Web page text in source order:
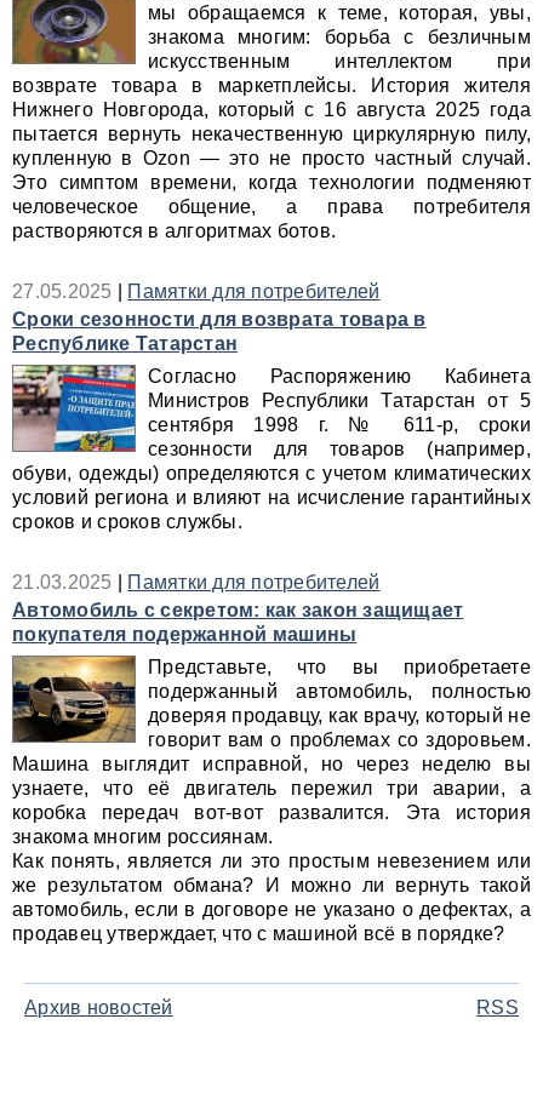
мы обращаемся к теме, которая, увы,
знакома многим: борьба с безличным
искусственным интеллектом при
возврате товара в маркетплейсы. История жителя
Нижнего Новгорода, который с 16 августа 2025 года
пытается вернуть некачественную циркулярную пилу,
купленную в Ozon — это не просто частный случай.
Это симптом времени, когда технологии подменяют
человеческое общение, а права потребителя
растворяются в алгоритмах ботов.
27.05.2025
Памятки для потребителей
Сроки сезонности для возврата товара в
Республике Татарстан
Согласно Распоряжению Кабинета
Министров Республики Татарстан от 5
сентября 1998 г. № 611-р, сроки
сезонности для товаров (например,
обуви, одежды) определяются с учетом климатических
условий региона и влияют на исчисление гарантийных
сроков и сроков службы.
21.03.2025
Памятки для потребителей
Автомобиль с секретом: как закон защищает
покупателя подержанной машины
Представьте, что вы приобретаете
подержанный автомобиль, полностью
доверяя продавцу, как врачу, который не
говорит вам о проблемах со здоровьем.
Машина выглядит исправной, но через неделю вы
узнаете, что её двигатель пережил три аварии, а
коробка передач вот-вот развалится. Эта история
знакома многим россиянам.
Как понять, является ли это простым невезением или
же результатом обмана? И можно ли вернуть такой
автомобиль, если в договоре не указано о дефектах, а
продавец утверждает, что с машиной всё в порядке?
Архив новостей RSS